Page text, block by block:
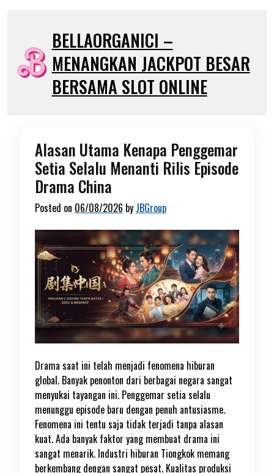
BELLAORGANICI –
MENANGKAN JACKPOT BESAR
BERSAMA SLOT ONLINE
Alasan Utama Kenapa Penggemar
Setia Selalu Menanti Rilis Episode
Drama China
Posted on 06/08/2026 by JBGroup
Drama saat ini telah menjadi fenomena hiburan
global. Banyak penonton dari berbagai negara sangat
menyukai tayangan ini. Penggemar setia selalu
menunggu episode baru dengan penuh antusiasme.
Fenomena ini tentu saja tidak terjadi tanpa alasan
kuat. Ada banyak faktor yang membuat drama ini
sangat menarik. Industri hiburan Tiongkok memang
berkembang dengan sangat pesat. Kualitas produksi